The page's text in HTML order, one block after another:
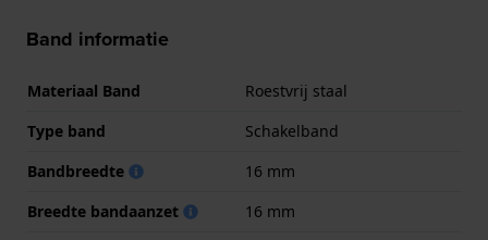
Band informatie
Materiaal Band
Roestvrij staal
Type band
Schakelband
Bandbreedte
16 mm
Breedte bandaanzet
16 mm